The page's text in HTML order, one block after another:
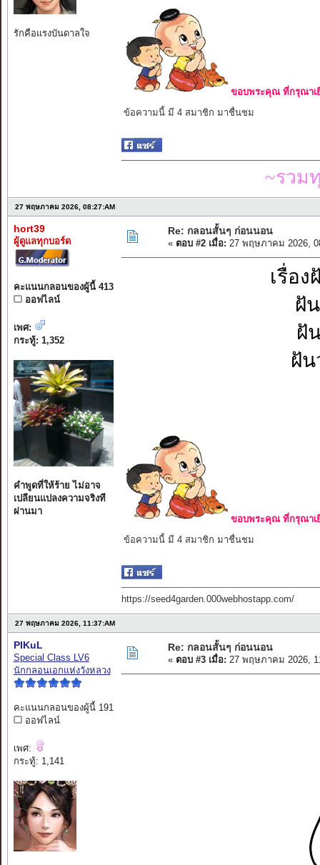
รักคือแรงบันดาลใจ
ขอบพระคุณ ที่กรุณาเ
ข้อความนี้ มี 4 สมาชิก มาชื่นชม
~รวม
27 พฤษภาคม 2026, 08:27:AM
hort39
ผู้ดูแลทุกบอร์ด
คะแนนกลอนของผู้นี้ 413
ออฟไลน์
เพศ:
กระทู้: 1,352
คำพูดที่ให้ร้าย ไม่อาจ
เปลียนแปลงความจริงที
ผ่านมา
Re: กลอนสั้นๆ ก่อนนอน
« ตอบ #2 เมื่อ: 27 พฤษภาคม 2026,
เรื่อ
ฝั
ฝั
ฝัน
ขอบพระคุณ ที่กรุณาเ
ข้อความนี้ มี 4 สมาชิก มาชื่นชม
https://seed4garden.000webhostapp.com/
27 พฤษภาคม 2026, 11:37:AM
PIKuL
Special Class LV6
นักกลอนเอกแห่งวังหลวง
คะแนนกลอนของผู้นี้ 191
ออฟไลน์
เพศ:
กระทู้: 1,141
Re: กลอนสั้นๆ ก่อนนอน
« ตอบ #3 เมื่อ: 27 พฤษภาคม 2026,